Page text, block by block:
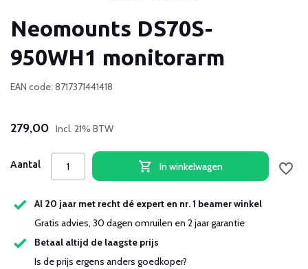
Neomounts DS70S-
950WH1 monitorarm
EAN code: 8717371441418
279,00 Incl. 21% BTW
Aantal In winkelwagen
Al 20 jaar met recht dé expert en nr. 1 beamer winkel
Gratis advies, 30 dagen omruilen en 2 jaar garantie
Betaal altijd de laagste prijs
Is de prijs ergens anders goedkoper?